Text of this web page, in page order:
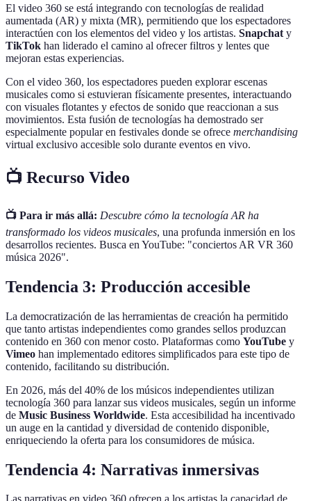
El video 360 se está integrando con tecnologías de realidad
aumentada (AR) y mixta (MR), permitiendo que los espectadores
interactúen con los elementos del video y los artistas. Snapchat y
TikTok han liderado el camino al ofrecer filtros y lentes que
mejoran estas experiencias.
Con el video 360, los espectadores pueden explorar escenas
musicales como si estuvieran físicamente presentes, interactuando
con visuales flotantes y efectos de sonido que reaccionan a sus
movimientos. Esta fusión de tecnologías ha demostrado ser
especialmente popular en festivales donde se ofrece merchandising
virtual exclusivo accesible solo durante eventos en vivo.
📺 Recurso Video
📺 Para ir más allá: Descubre cómo la tecnología AR ha
transformado los videos musicales, una profunda inmersión en los
desarrollos recientes. Busca en YouTube: "conciertos AR VR 360
música 2026".
Tendencia 3: Producción accesible
La democratización de las herramientas de creación ha permitido
que tanto artistas independientes como grandes sellos produzcan
contenido en 360 con menor costo. Plataformas como YouTube y
Vimeo han implementado editores simplificados para este tipo de
contenido, facilitando su distribución.
En 2026, más del 40% de los músicos independientes utilizan
tecnología 360 para lanzar sus videos musicales, según un informe
de Music Business Worldwide. Esta accesibilidad ha incentivado
un auge en la cantidad y diversidad de contenido disponible,
enriqueciendo la oferta para los consumidores de música.
Tendencia 4: Narrativas inmersivas